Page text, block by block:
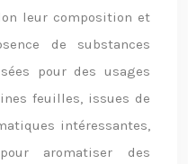
leur composition et
de substances
pour des usages
feuilles, issues de
intéressantes,
aromatiser des